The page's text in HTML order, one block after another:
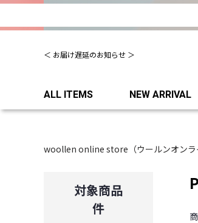
＜ お届け遅延のお知らせ ＞
ALL ITEMS NEW ARRIVAL
woollen online store（ウールンオンラ
対象商品
件